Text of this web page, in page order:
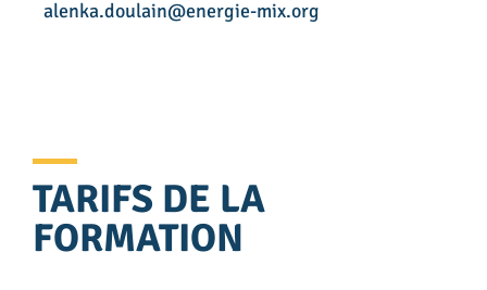
alenka.doulain@energie-mix.org
TARIFS DE LA
FORMATION